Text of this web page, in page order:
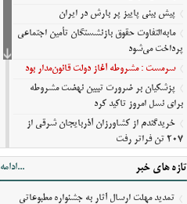
پیش‌ بینی پاییز پر بارش در ایران
مابه‌التفاوت حقوق بازنشستگان تأمین اجتماعی
پرداخت می‌شود
سرمست : مشروطه آغاز دولت قانون‌مدار بود
پزشکیان بر ضرورت تبیین نهضت مشروطه
برای نسل امروز تاکید کرد
خریدگندم از کشاورزان آذربایجان شرقی از
207 تن فراتر رفت
برندهای ریس ،‌نوقا و رشته ختایی تبریز در
مسیر ثبت ملی
خروج بیش از ۳ میلیون و ۲۷۰ هزار زائر از
تازه های خبر ...ادامه
تمدید مهلت ارسال آثار به جشنواره مطبوعاتی